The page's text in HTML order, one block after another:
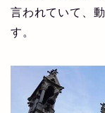
言われていて、
す。